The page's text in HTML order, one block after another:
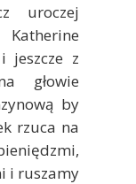
uroczej
jeszcze z
głowie
by
rzuca na
i ruszamy